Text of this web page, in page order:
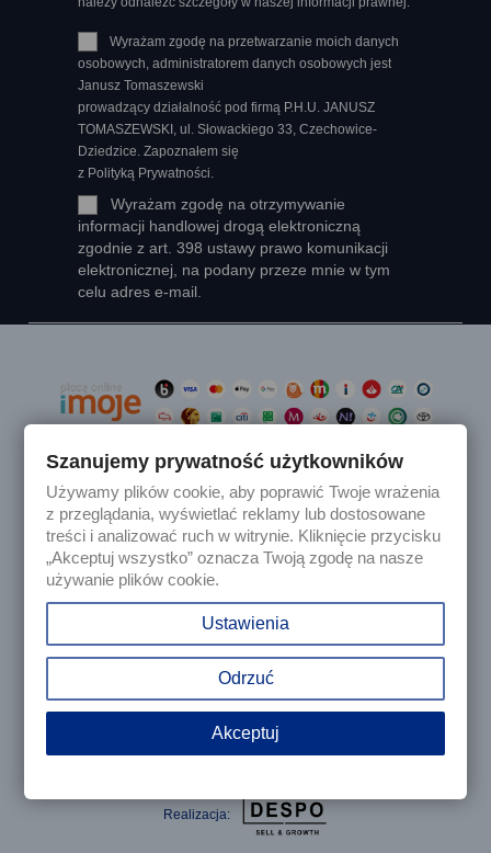
Wyrażam zgodę na przetwarzanie moich danych
osobowych, administratorem danych osobowych jest
Janusz Tomaszewski
prowadzący działalność pod firmą P.H.U. JANUSZ
TOMASZEWSKI, ul. Słowackiego 33, Czechowice-
Dziedzice. Zapoznałem się
z Polityką Prywatności.
Wyrażam zgodę na otrzymywanie
informacji handlowej drogą elektroniczną
zgodnie z art. 398 ustawy prawo komunikacji
elektronicznej, na podany przeze mnie w tym
celu adres e-mail.
Produkty 
Nasza firma 
© 2025 - Sklep internetowy Tomczesci.pl. Wszelkie prawa
Realizacja:
Szanujemy prywatność użytkowników
Używamy plików cookie, aby poprawić Twoje wrażenia
z przeglądania, wyświetlać reklamy lub dostosowane
treści i analizować ruch w witrynie. Kliknięcie przycisku
„Akceptuj wszystko” oznacza Twoją zgodę na nasze
używanie plików cookie.
Ustawienia
Odrzuć
Akceptuj